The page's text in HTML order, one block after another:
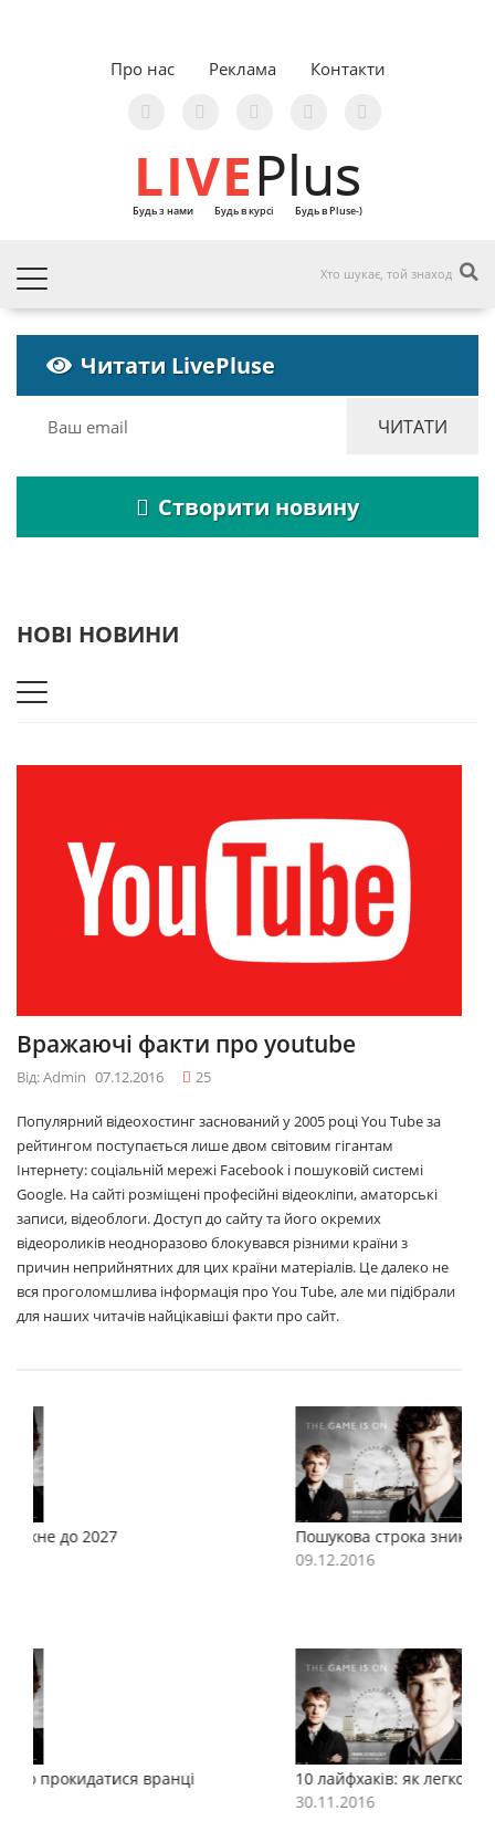
Про нас Реклама Контакти
LIVEPlus
Будь з нами Будь в курсі Будь в Pluse-)
Читати LivePluse
Створити новину
НОВІ НОВИНИ
Вражаючі факти про youtube
Від: Admin 07.12.2016 25
Популярний відеохостинг заснований у 2005 році You Tube за
рейтингом поступається лише двом світовим гігантам
Інтернету: соціальній мережі Facebook і пошуковій системі
Google. На сайті розміщені професійні відеокліпи, аматорські
записи, відеоблоги. Доступ до сайту та його окремих
відеороликів неодноразово блокувався різними країни з
причин неприйнятних для цих країни матеріалів. Це далеко не
вся проголомшлива інформація про You Tube, але ми підібрали
для наших читачів найцікавіші факти про сайт.
Пошукова строка зникне до 2027
10 лайфхаків: як легко прокидатися вранці